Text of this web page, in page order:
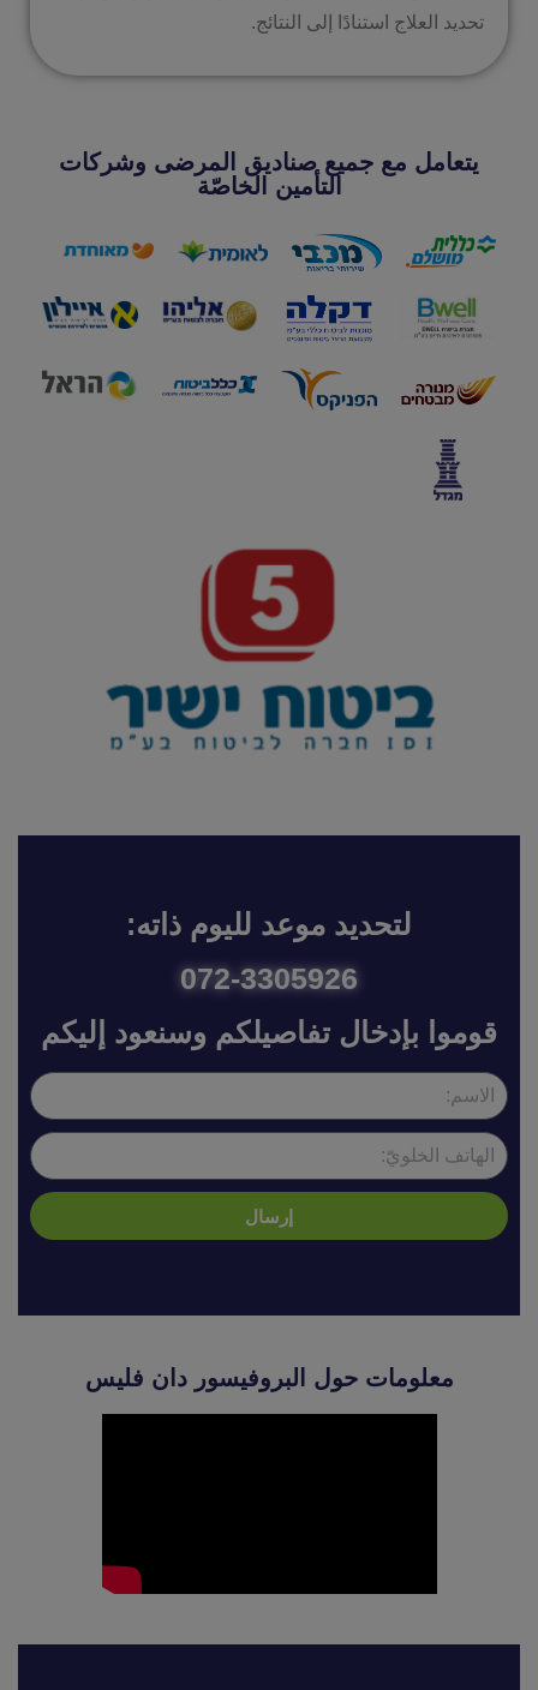
تحديد العلاج استنادًا إلى النتائج.
يتعامل مع جميع صناديق المرضى وشركات
التأمين الخاصّة
لتحديد موعد لليوم ذاته:
072-3305926
قوموا بإدخال تفاصيلكم وسنعود إليكم
إرسال
معلومات حول البروفيسور دان فليس